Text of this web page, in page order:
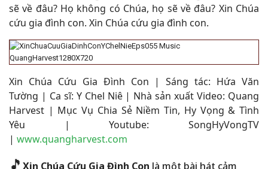
sẽ về đâu? Họ không có Chúa, họ sẽ về đâu? Xin Chúa
cứu gia đình con. Xin Chúa cứu gia đình con.
Xin Chúa Cứu Gia Đình Con | Sáng tác: Hứa Văn
Tường | Ca sĩ: Y Chel Niê | Nhà sản xuất Video: Quang
Harvest | Mục Vụ Chia Sẻ Niềm Tin, Hy Vọng & Tình
Yêu | Youtube: SongHyVongTV
| www.quangharvest.com
🎵 Xin Chúa Cứu Gia Đình Con là một bài hát cảm